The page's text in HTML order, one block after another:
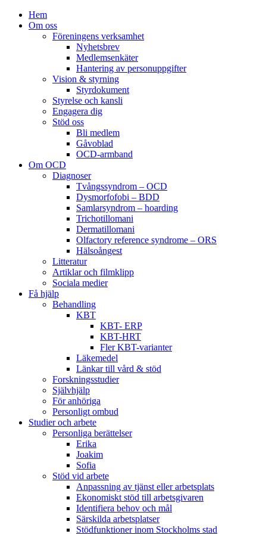
Hem
Om oss
Föreningens verksamhet
Nyhetsbrev
Medlemsenkäter
Hantering av personuppgifter
Vision & styrning
Styrdokument
Styrelse och kansli
Engagera dig
Stöd oss
Bli medlem
Gåvoblad
OCD-armband
Om OCD
Diagnoser
Tvångssyndrom – OCD
Dysmorfofobi – BDD
Samlarsyndrom – hoarding
Trichotillomani
Dermatillomani
Olfactory reference syndrome – ORS
Hälsoångest
Litteratur
Artiklar och filmklipp
Sociala medier
Få hjälp
Behandling
KBT
KBT- ERP
KBT-HRT
Fler KBT-varianter
Läkemedel
Länkar till vård & stöd
Forskningsstudier
Självhjälp
För anhöriga
Personligt ombud
Studier och arbete
Personliga berättelser
Erika
Joakim
Sofia
Stöd vid arbete
Anpassning av tjänst eller arbetsplats
Ekonomiskt stöd till arbetsgivaren
Identifiera behov och mål
Särskilda arbetsplatser
Stödfunktioner inom Stockholms stad